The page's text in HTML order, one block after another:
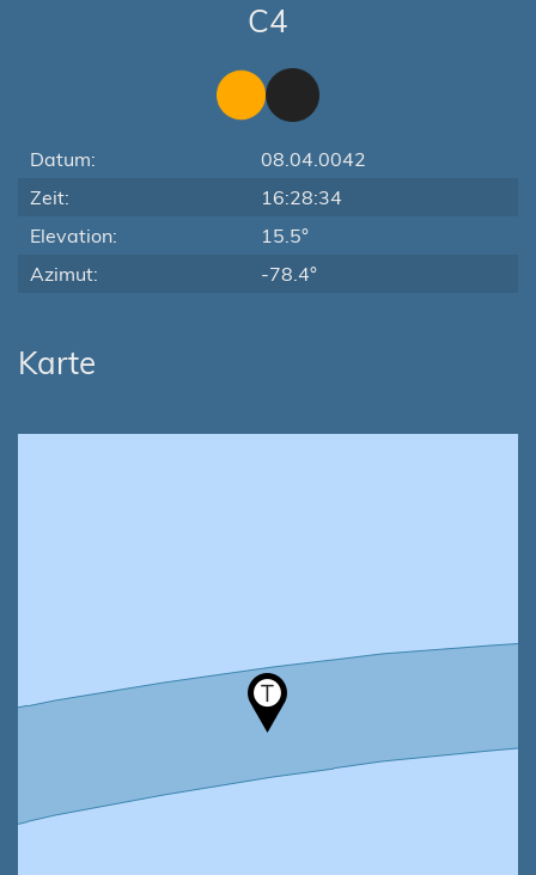
C4
Datum:
08.04.0042
Zeit:
16:28:34
Elevation:
15.5°
Azimut:
-78.4°
Karte